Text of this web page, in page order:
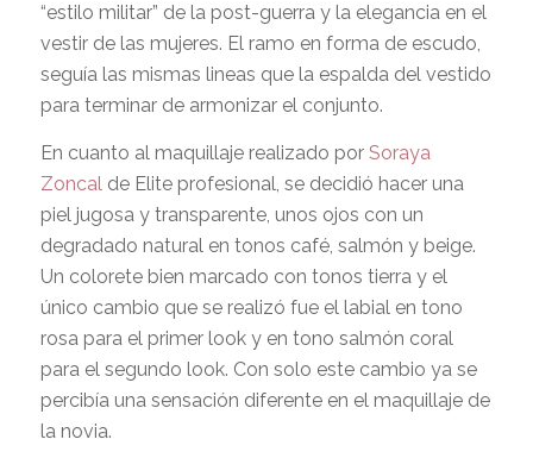
“estilo militar” de la post-guerra y la elegancia en el
vestir de las mujeres. El ramo en forma de escudo,
seguía las mismas lineas que la espalda del vestido
para terminar de armonizar el conjunto.
En cuanto al maquillaje realizado por Soraya
Zoncalde Elite profesional, se decidió hacer una
piel jugosa y transparente, unos ojos con un
degradado natural en tonos café, salmón y beige.
Un colorete bien marcado con tonos tierra y el
único cambio que se realizó fue el labial en tono
rosa para el primer look y en tono salmón coral
para el segundo look. Con solo este cambio ya se
percibía una sensación diferente en el maquillaje de
la novia.